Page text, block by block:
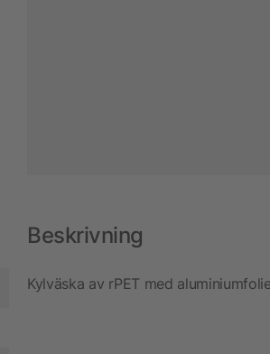
Beskrivning
Kylväska av rPET med